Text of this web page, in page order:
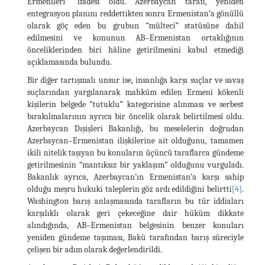
entegrasyon planını reddettikten sonra Ermenistan’a gönüllü
olarak göç eden bu grubun “mülteci” statüsüne dahil
edilmesini ve konunun AB–Ermenistan ortaklığının
önceliklerinden biri hâline getirilmesini kabul etmediği
açıklamasında bulundu.
Bir diğer tartışmalı unsur ise, insanlığa karşı suçlar ve savaş
suçlarından yargılanarak mahkûm edilen Ermeni kökenli
kişilerin belgede “tutuklu” kategorisine alınması ve serbest
bırakılmalarının ayrıca bir öncelik olarak belirtilmesi oldu.
Azerbaycan Dışişleri Bakanlığı, bu meselelerin doğrudan
Azerbaycan–Ermenistan ilişkilerine ait olduğunu, tamamen
ikili nitelik taşıyan bu konuların üçüncü taraflarca gündeme
getirilmesinin “mantıksız bir yaklaşım” olduğunu vurguladı.
Bakanlık ayrıca, Azerbaycan’ın Ermenistan’a karşı sahip
olduğu meşru hukuki taleplerin göz ardı edildiğini belirtti[4].
Washington barış anlaşmasında tarafların bu tür iddiaları
karşılıklı olarak geri çekeceğine dair hüküm dikkate
alındığında, AB–Ermenistan belgesinin benzer konuları
yeniden gündeme taşıması, Bakü tarafından barış süreciyle
çelişen bir adım olarak değerlendirildi.